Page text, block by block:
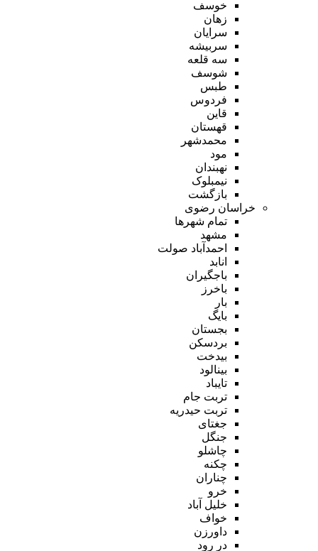
خوسف
زهان
سرایان
سربیشه
سه قلعه
شوسف
طبس
فردوس
قاین
قهستان
محمدشهر
مود
نهبندان
نیمبلوک
بازگشت
خراسان رضوی
تمام شهر‌ها
مشهد
احمدآباد صولت
انابد
باجگیران
باخرز
بار
بایگ
بجستان
بردسکن
بیدخت
بینالود
تایباد
تربت جام
تربت حیدریه
جغتای
جنگل
چاشلو
چکنه
چناران
خرو
خلیل آباد
خواف
داورزن
در رود